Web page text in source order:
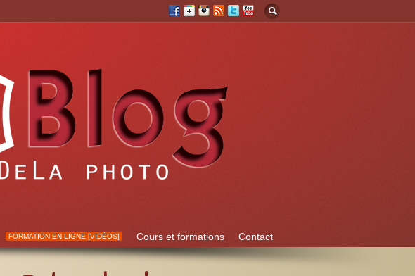
FORMATION EN LIGNE [VIDÉOS] Cours et formations Contact